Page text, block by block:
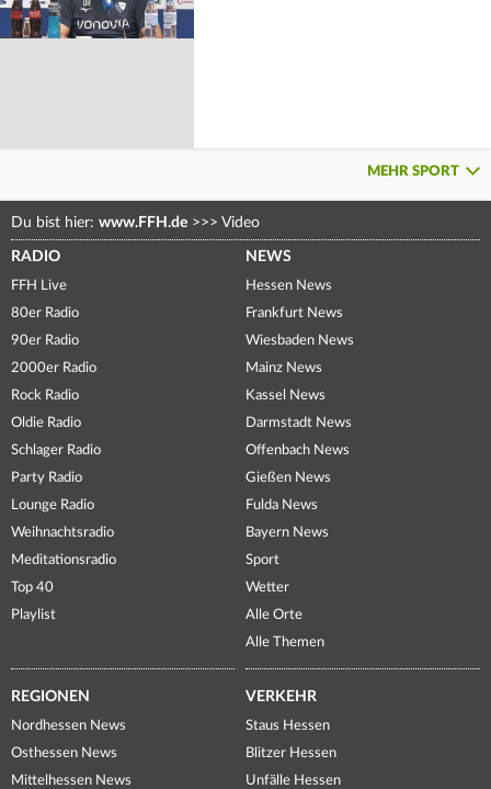
MEHR SPORT
Du bist hier: www.FFH.de >>> Video
RADIO
FFH Live
80er Radio
90er Radio
2000er Radio
Rock Radio
Oldie Radio
Schlager Radio
Party Radio
Lounge Radio
Weihnachtsradio
Meditationsradio
Top 40
Playlist
NEWS
Hessen News
Frankfurt News
Wiesbaden News
Mainz News
Kassel News
Darmstadt News
Offenbach News
Gießen News
Fulda News
Bayern News
Sport
Wetter
Alle Orte
Alle Themen
REGIONEN
Nordhessen News
Osthessen News
Mittelhessen News
VERKEHR
Staus Hessen
Blitzer Hessen
Unfälle Hessen